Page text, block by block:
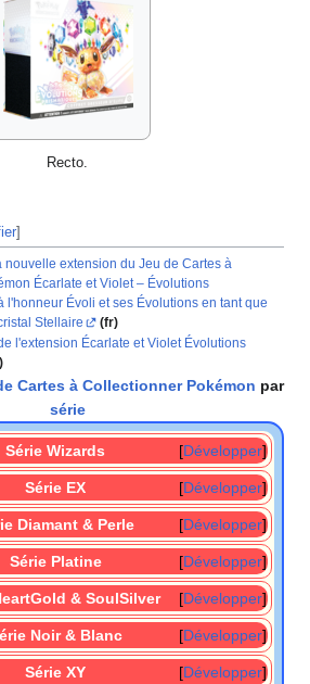
Recto.
]
nouvelle extension du Jeu de Cartes à
Écarlate et Violet – Évolutions
l'honneur Évoli et ses Évolutions en tant que
Stellaire
(fr)
l'extension Écarlate et Violet Évolutions
Cartes à Collectionner Pokémon par
série
Développer
Série Wizards
Développer
Série EX
Développer
Diamant & Perle
Développer
Série Platine
Développer
& SoulSilver
Développer
Noir & Blanc
Développer
Série XY